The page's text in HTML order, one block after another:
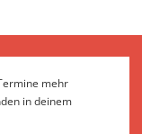
mehr
in deinem